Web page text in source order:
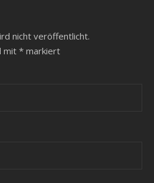
nicht veröffentlicht.
mit * markiert